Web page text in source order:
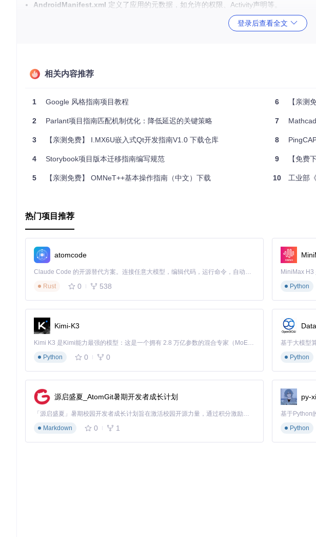
AndroidManifest.xml 定义了应用的元数据，如允许的权限、Activity声明等。
package com.example.simplekeystoreapp;
import
extends
@Override
protected
void onCreate(Bundle savedInstanceState)
super.onCreate(savedInstanceState);
        setContentView(R.layout.activity_main);
    }
3. 项目的配置文件介绍
(a) build.gradle (Module: app)
这是控制单个应用模块构建的脚本，包含依赖管理、编译设置等。
apply plugin:
android {
    compileSdkVersion XX
    defaultConfig {
        applicationId
"com.example.simplekeystoreapp"
        minSdkVersion XX
        targetSdkVersion XX
        versionCode XX
    }
    buildTypes {
登录后查看全文
相关内容推荐
1 Google 风格指南项目教程
2 Parlant项目指南匹配机制优化：降低延迟的关键策略
3 【亲测免费】 I.MX6U嵌入式Qt开发指南V1.0 下载仓库
4 Storybook项目版本迁移指南编写规范
5 【亲测免费】 OMNeT++基本操作指南（中文）下载
6 【亲测
7
8
9 【免费
10 工业部
热门项目推荐
atomcode
Claude Code 的开源替代方案。连接任意大模型，编辑代码，运行命令，自动验证 — 全自动执行。用 Rust 构建，极致性能。 ｜ An open-source alternative to Claude Code. Connect any LLM, edit code, run commands, and verify changes — autonomously. Built in Rust for speed. Get Started
Rust
0 538
Python
Kimi-K3
Kimi K3 是Kimi能力最强的模型：这是一个拥有 2.8 万亿参数的混合专家（MoE）模型，具备原生视觉理解能力，并支持 100 万 token 的上下文窗口。
Python
0 0
基于大模型
Python
源启盛夏_AtomGit暑期开发者成长计划
「源启盛夏」暑期校园开发者成长计划旨在激活校园开源力量，通过积分激励、认证扶持、资源倾斜等形式，引导高校组织和开发者完成「入驻 — 建项目 — 做贡献 — 获认证 — 得资源」的完整闭环。无论你是想带领社团入驻平台的组织者，还是希望用代码贡献证明自己的开发者，都能在这里找到属于你的成长路径。
Markdown
0 1
py-
Python